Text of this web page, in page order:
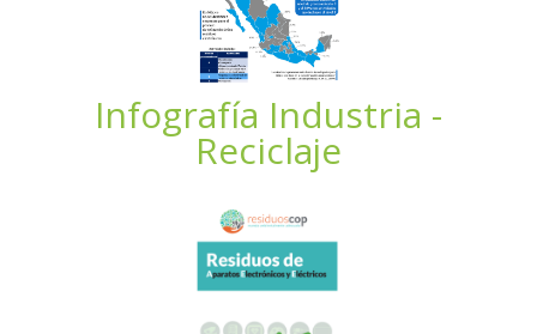
Infografía Industria -
Reciclaje